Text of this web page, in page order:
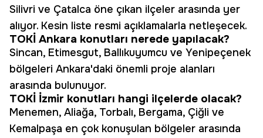
Silivri ve Çatalca öne çıkan ilçeler arasında yer
alıyor. Kesin liste resmi açıklamalarla netleşecek.
TOKİ Ankara konutları nerede yapılacak?
Sincan, Etimesgut, Ballıkuyumcu ve Yenipeçenek
bölgeleri Ankara'daki önemli proje alanları
arasında bulunuyor.
TOKİ İzmir konutları hangi ilçelerde olacak?
Menemen, Aliağa, Torbalı, Bergama, Çiğli ve
Kemalpaşa en çok konuşulan bölgeler arasında